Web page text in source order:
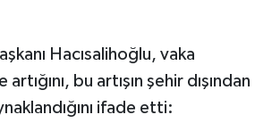
Hacısalihoğlu, vaka
artığını, bu artışın şehir dışından
ifade etti: